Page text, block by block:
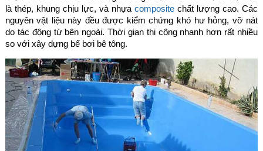
là thép, khung chịu lực, và nhựacomposite chất lượng cao. Các
nguyên vật liệu này đều được kiểm chứng khó hư hỏng, vỡ nát
do tác động từ bên ngoài. Thời gian thi công nhanh hơn rất nhiều
so với xây dựng bể bơi bê tông.